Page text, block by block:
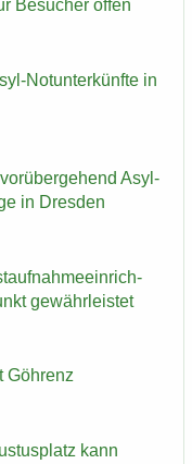
Be­su­cher offen
​Notunterkünfte in
Asyl­
in Dres­den
ge­währ­leis­tet
Göh­renz
kann